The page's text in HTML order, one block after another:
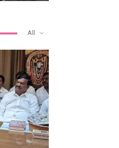
All